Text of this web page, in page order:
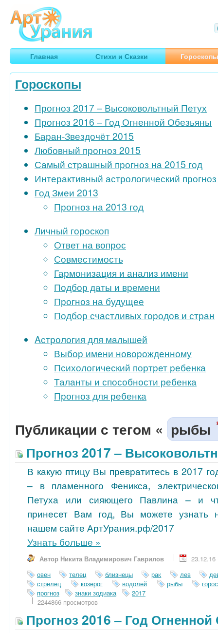
АртУрания
Умные гороскопы, творчество, путешествия
Главная Стихи и Сказки Гороскопы
Гороскопы
Прогноз 2017 – Высоковольтный Петух
Прогноз 2016 – Год Огненной Обезьяны
Баран-Звездочёт 2015
Любовный прогноз 2015
Самый страшный прогноз на 2015 год
Интерактивный астрологический
Год Змеи 2013
Прогноз на 2013 год
Личный гороскоп
Ответ на вопрос
Совместимость
Гармонизация и анализ имени
Подбор даты и времени
Прогноз на будущее
Подбор счастливых городов и стран
Aстрология для малышей
Выбор имени новорожденному
Психологический портрет ребенка
Таланты и способности ребенка
Прогноз для ребенка
Публикации с тегом « рыбы
Прогноз 2017 –
В какую птицу Вы превратитесь в 2017
– в пламенного Феникса,
Петуха или сияющего Павлина – и
принесет Вам год, Вы можете узнать
нашем сайте АртУрания.рф/2017
Узнать больше »
Автор Никита Владимирович Гаврилов
23.12.16
овен
телец близнецы рак лев
стрелец
козерог водолей рыбы
прогноз
знаки зодиака
2017
2244866 просмотров
Прогноз 2016 – Год